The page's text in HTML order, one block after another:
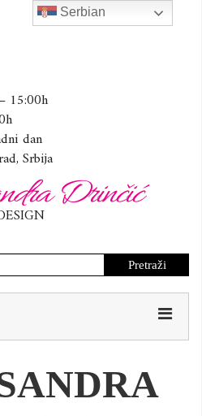
15:00h
dan
Srbija
Drinčić
Serbian